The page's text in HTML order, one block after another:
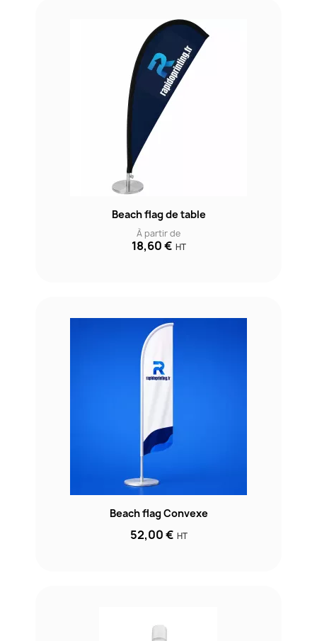
Beach flag de table
À partir de
18,60 € HT
Beach flag Convexe
52,00 € HT